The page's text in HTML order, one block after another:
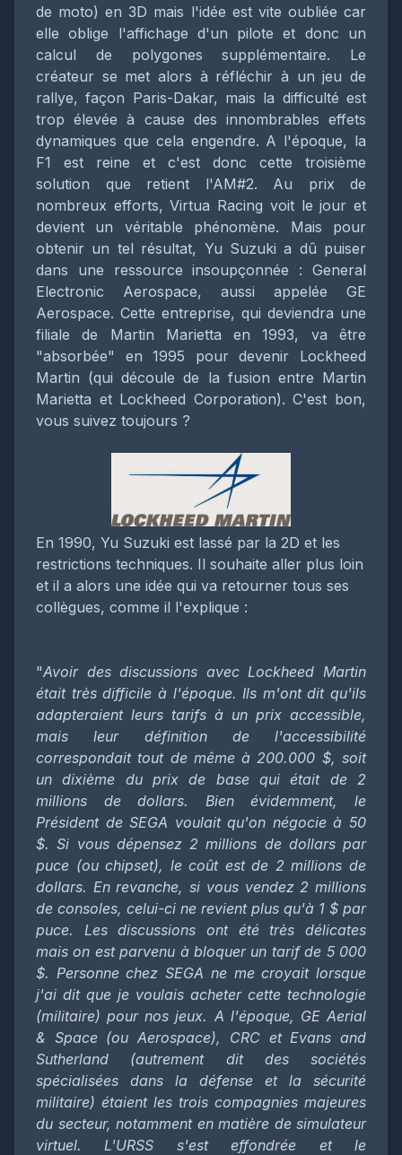
de moto) en 3D mais l'idée est vite oubliée car
elle oblige l'affichage d'un pilote et donc un
calcul de polygones supplémentaire. Le
créateur se met alors à réfléchir à un jeu de
rallye, façon Paris-Dakar, mais la difficulté est
trop élevée à cause des innombrables effets
dynamiques que cela engendre. A l'époque, la
F1 est reine et c'est donc cette troisième
solution que retient l'AM#2. Au prix de
nombreux efforts, Virtua Racing voit le jour et
devient un véritable phénomène. Mais pour
obtenir un tel résultat, Yu Suzuki a dû puiser
dans une ressource insoupçonnée : General
Electronic Aerospace, aussi appelée GE
Aerospace. Cette entreprise, qui deviendra une
filiale de Martin Marietta en 1993, va être
"absorbée" en 1995 pour devenir Lockheed
Martin (qui découle de la fusion entre Martin
Marietta et Lockheed Corporation). C'est bon,
vous suivez toujours ?
En 1990, Yu Suzuki est lassé par la 2D et les
restrictions techniques. Il souhaite aller plus loin
et il a alors une idée qui va retourner tous ses
collègues, comme il l'explique :
"Avoir des discussions avec Lockheed Martin
était très difficile à l'époque. Ils m'ont dit qu'ils
adapteraient leurs tarifs à un prix accessible,
mais leur définition de l'accessibilité
correspondait tout de même à 200.000 $, soit
un dixième du prix de base qui était de 2
millions de dollars. Bien évidemment, le
Président de SEGA voulait qu'on négocie à 50
$. Si vous dépensez 2 millions de dollars par
puce (ou chipset), le coût est de 2 millions de
dollars. En revanche, si vous vendez 2 millions
de consoles, celui-ci ne revient plus qu'à 1 $ par
puce. Les discussions ont été très délicates
mais on est parvenu à bloquer un tarif de 5 000
$. Personne chez SEGA ne me croyait lorsque
j'ai dit que je voulais acheter cette technologie
(militaire) pour nos jeux. A l'époque, GE Aerial
& Space (ou Aerospace), CRC et Evans and
Sutherland (autrement dit des sociétés
spécialisées dans la défense et la sécurité
militaire) étaient les trois compagnies majeures
du secteur, notamment en matière de simulateur
virtuel. L'URSS s'est effondrée et le